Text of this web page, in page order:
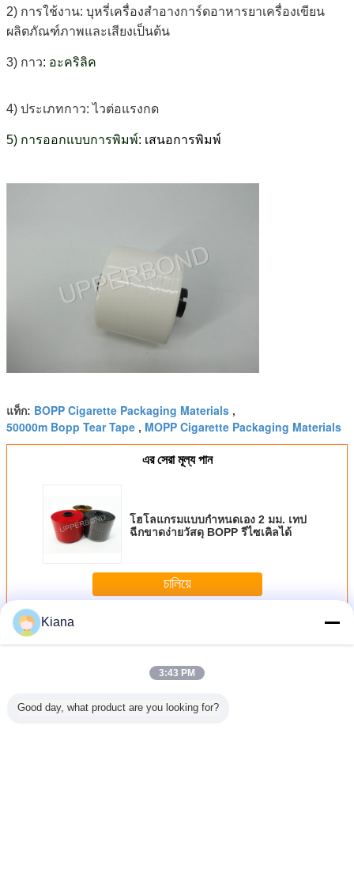
2) การใช้งาน: บุหรี่เครื่องสำอางการ์ดอาหารยาเครื่องเขียน
ผลิตภัณฑ์ภาพและเสียงเป็นต้น
3) กาว: อะคริลิค
4) ประเภทกาว: ไวต่อแรงกด
5) การออกแบบการพิมพ์: เสนอการพิมพ์
แท็ก: BOPP Cigarette Packaging Materials ,
50000m Bopp Tear Tape , MOPP Cigarette Packaging Materials
এর সেরা মূল্য পান
โฮโลแกรมแบบกำหนดเอง 2 มม. เทป
ฉีกขาดง่ายวัสดุ BOPP รีไซเคิลได้
চালিয়ে
มากกว่าวัสดุบรรจุภัณฑ์บุหรี่
Kiana
3:43 PM
Good day, what product are you looking for?